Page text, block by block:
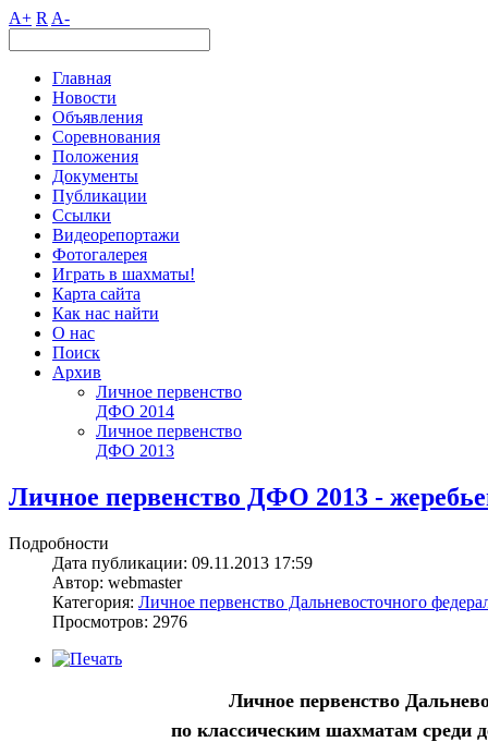
A+ R A-
Главная
Новости
Объявления
Соревнования
Положения
Документы
Публикации
Ссылки
Видеорепортажи
Фотогалерея
Играть в шахматы!
Карта сайта
Как нас найти
О нас
Поиск
Архив
Личное первенство
ДФО 2014
Личное первенство
ДФО 2013
Личное первенство ДФО 2013 -
Подробности
Дата публикации: 09.11.2013 17:59
Автор: webmaster
Категория: Личное первенство Дальневосточного
Просмотров: 2976
Личное первенство
по классическим шахматам среди